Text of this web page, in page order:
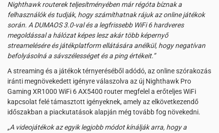
Nighthawk routerek teljesítményében már régóta bíznak a
felhasználók és tudják, hogy számíthatnak rájuk az online játékok
során. A DUMAOS 3.0-val és a legfrissebb WiFi 6 hardveres
megoldással a hálózat képes lesz akár több képernyő
streamelésére és játékplatform ellátására anélkül, hogy negatívan
befolyásolná a sávszélességet és a ping értékeit.”
A streaming és a játékok térnyeréséből adódó, az online szórakozás
iránti megnövekedett igényre válaszolva az új Nighthawk Pro
Gaming XR1000 WiFi 6 AX5400 router megfelel a erőteljes WiFi
kapcsolat felé támasztott igényeknek, amely az elkövetkezendő
időszakban a piackutatások alapján még tovább fog növekedni.
„A videojátékok az egyik legjobb módot kínálják arra, hogy a